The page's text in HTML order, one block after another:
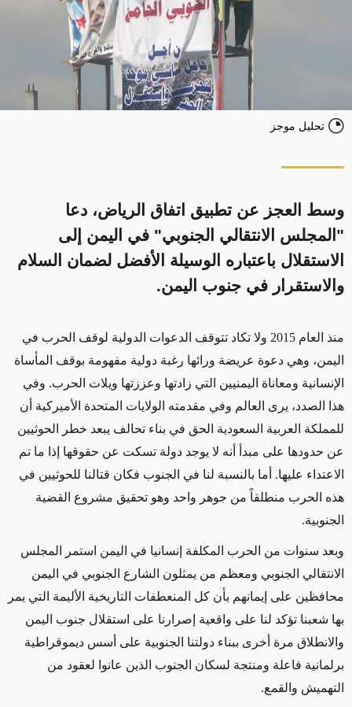
تحليل موجز
وسط العجز عن تطبيق اتفاق الرياض، دعا
"المجلس الانتقالي الجنوبي" في اليمن إلى
الاستقلال باعتباره الوسيلة الأفضل لضمان السلام
والاستقرار في جنوب اليمن.
منذ العام 2015 ولا تكاد تتوقف الدعوات الدولية لوقف الحرب في
اليمن، وهي دعوة عريضة ورائها رغبة دولية مفهومة بوقف المأساة
الإنسانية ومعاناة اليمنيين التي زادتها وعززتها ويلات الحرب. وفي
هذا الصدد، يرى العالم وفي مقدمته الولايات المتحدة الأميركية أن
للمملكة العربية السعودية الحق في بناء تحالف يبعد خطر الحوثيين
عن حدودها على مبدأ أنه لا يوجد دولة تسكت عن حقوقها إذا ما تم
الاعتداء عليها. أما بالنسبة لنا في الجنوب فكان قتالنا للحوثيين في
هذه الحرب منطلقاً من جوهر واحد وهو تحقيق مشروع القضية
الجنوبية.
وبعد سنوات من الحرب المكلفة إنسانيا في اليمن استمر المجلس
الانتقالي الجنوبي ومعظم من يمثلون الشارع الجنوبي في اليمن
محافظين على إيمانهم بأن كل المنعطفات التاريخية الأليمة التي يمر
بها شعبنا تؤكد لنا على واقعية إصرارنا على استقلال جنوب اليمن
والانطلاق مرة أخرى ببناء دولتنا الجنوبية على أسس ديموقراطية
برلمانية فاعلة ومنتجة لسكان الجنوب الذين عانوا لعقود من
التهميش والقمع.